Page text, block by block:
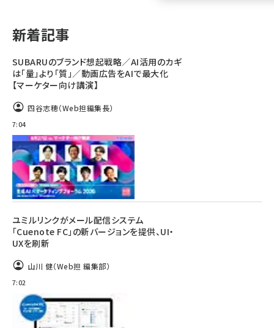
llmo (1161)
新着記事
SUBARUのブランド想起戦略／AI活用のカギ
は「量」より「質」／動画広告をAIで最大化
【マーケター向け講演】
四谷志穂（Web担編集長）
7:04
ユミルリンクがメール配信システム
「Cuenote FC」の新バージョンを提供、UI・
UXを刷新
山川 健（Web担 編集部）
7:02